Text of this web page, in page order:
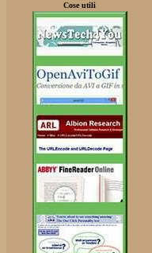
Cose utili